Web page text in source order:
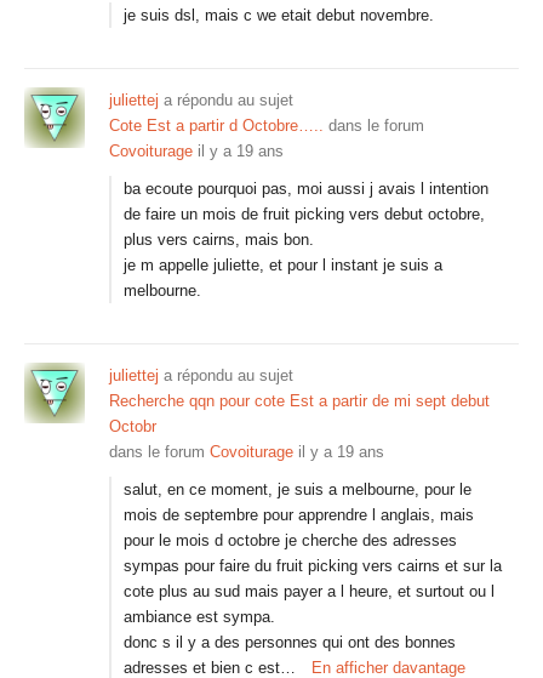
je suis dsl, mais c we etait debut novembre.
juliettej a répondu au sujet
Cote Est a partir d Octobre….. dans le forum
Covoiturage il y a 19 ans
ba ecoute pourquoi pas, moi aussi j avais l intention
de faire un mois de fruit picking vers debut octobre,
plus vers cairns, mais bon.
je m appelle juliette, et pour l instant je suis a
melbourne.
juliettej a répondu au sujet
Recherche qqn pour cote Est a partir de mi sept debut
Octobr
dans le forum Covoiturage il y a 19 ans
salut, en ce moment, je suis a melbourne, pour le
mois de septembre pour apprendre l anglais, mais
pour le mois d octobre je cherche des adresses
sympas pour faire du fruit picking vers cairns et sur la
cote plus au sud mais payer a l heure, et surtout ou l
ambiance est sympa.
donc s il y a des personnes qui ont des bonnes
adresses et bien c est…
En afficher davantage